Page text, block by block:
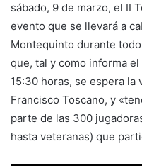
sábado, 9 de marzo, el II
evento que se llevará a
Montequinto durante
que, tal y como informa
15:30 horas, se espera
Francisco Toscano, y
parte de las 300
hasta veteranas) que